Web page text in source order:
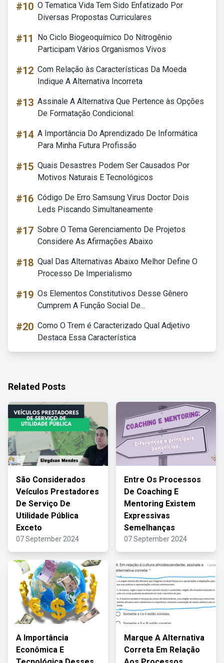
#10 O Tematica Vida Tem Sido Enfatizado Por
Diversas Propostas Curriculares
#11
No Ciclo Biogeoquímico Do Nitrogênio
Participam Vários Organismos Vivos
#12 Com Relação às Características Da Moeda
Indique A Alternativa Incorreta
#13 Assinale A Alternativa Que Pertence às Opções
De Formatação Condicional:
#14 A Importância Do Aprendizado De Informática
Para Minha Futura Profissão
#15 Quais Desastres Podem Ser Causados Por
Motivos Naturais E Tecnológicos
#16 Código De Erro Samsung Virus Doctor Dois
Leds Piscando Simultaneamente
#17 Sobre O Tema Gerenciamento De Projetos
Considere As Afirmações Abaixo
#18 Qual Das Alternativas Abaixo Melhor Define O
Processo De Imperialismo
#19 Os Elementos Constitutivos Desse Gênero
Cumprem A Função Social De...
#20 Como O Trem é Caracterizado Qual Adjetivo
Destaca Essa Característica
Related Posts
São Considerados
Veículos Prestadores
De Serviço De
Utilidade Pública
Exceto
07 September 2024
Entre Os Processos
De Coaching E
Mentoring Existem
Expressivas
Semelhanças
07 September 2024
A Importância
Econômica E
Marque A Alternativa
Correta Em Relação